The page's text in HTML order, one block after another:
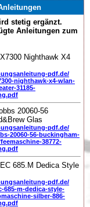
stetig ergänzt.
Anleitungen zum
Nighthawk X4
pdf.de/
nighthawk-x4-wlan-
31185-
20060-56
Glas
pdf.de/
20060-56-buckingham-
38772-
685.M Dedica Style
pdf.de/
685-m-dedica-style-
silber-886-